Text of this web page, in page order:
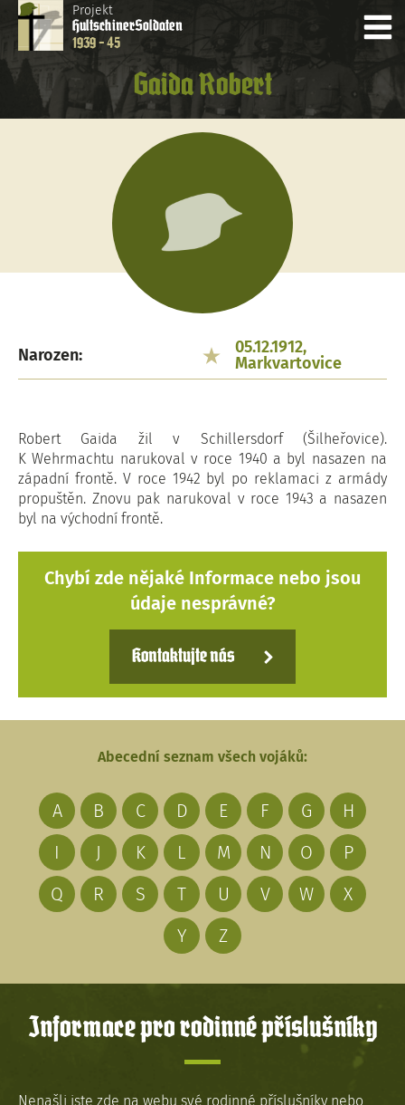
Projekt
HultschinerSoldaten
1939 - 45
Gaida Robert
Narozen:
05.12.1912,
Markvartovice
Robert Gaida žil v Schillersdorf (Šilheřovice).
K Wehrmachtu narukoval v roce 1940 a byl nasazen na
západní frontě. V roce 1942 byl po reklamaci z armády
propuštěn. Znovu pak narukoval v roce 1943 a nasazen
byl na východní frontě.
Chybí zde nějaké Informace nebo jsou
údaje nesprávné?
Kontaktujte nás
Abecední seznam všech vojáků:
A B C D E F G
H
I
J K L M N O
P
Q
R S T U V W
X
Y
Z
Informace pro rodinné příslušníky
Nenašli jste zde na webu své rodinné příslušníky nebo